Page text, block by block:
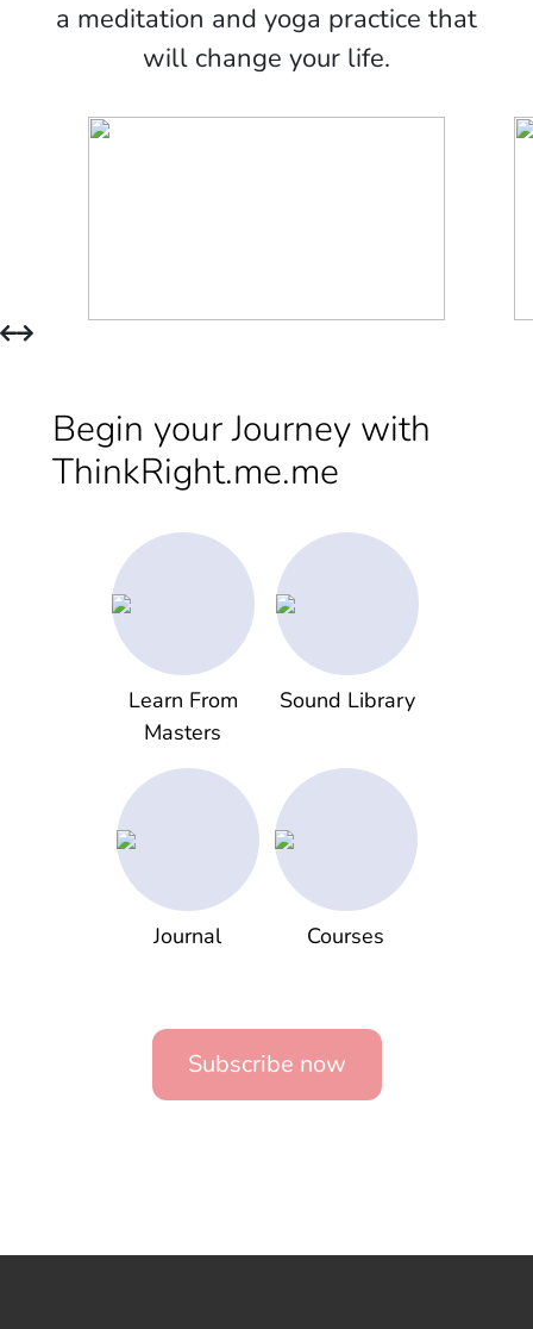
a meditation and yoga practice that
will change your life.
Begin your Journey with
ThinkRight.me.me
Learn From
Masters
Sound Library
Journal Courses
Subscribe now